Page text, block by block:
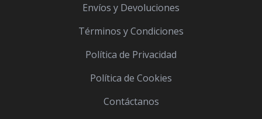
Envíos y Devoluciones
Términos y Condiciones
Política de Privacidad
Política de Cookies
Contáctanos